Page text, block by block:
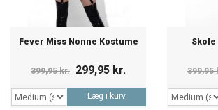
Fever Miss Nonne Kostume
399,95 kr. 299,95 kr.
Læg i kurv
Skole
399,95